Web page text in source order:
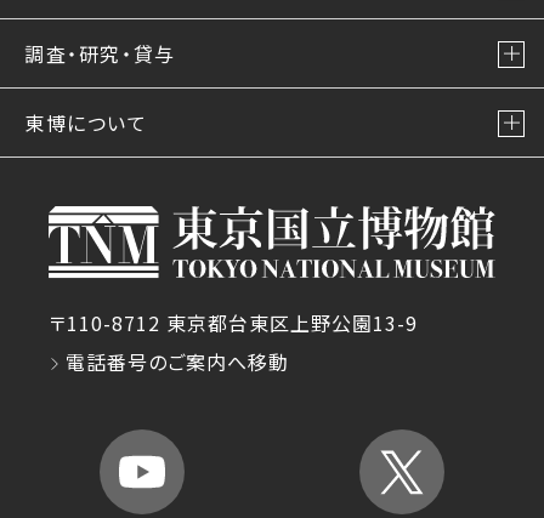
調査・研究・貸与
東博について
〒110-8712 東京都台東区上野公園13-9
電話番号のご案内へ移動